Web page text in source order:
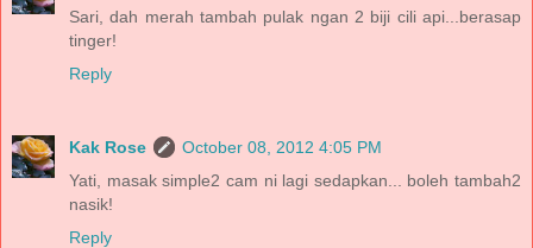
Sari, dah merah tambah pulak ngan 2 biji cili api...berasap
tinger!
Reply
Kak Rose
October 08, 2012 4:05 PM
Yati, masak simple2 cam ni lagi sedapkan... boleh tambah2
nasik!
Reply